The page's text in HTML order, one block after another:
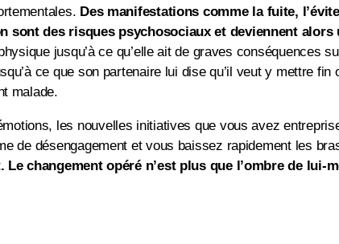
Des manifestations comme la fuite,
sont des risques psychosociaux et deviennent alors
jusqu’à ce qu’elle ait de graves conséquences
ce que son partenaire lui dise qu’il veut y mettre fin
malade.
les nouvelles initiatives que vous avez
de désengagement et vous baissez rapidement les
changement opéré n’est plus que l’ombre de lui-